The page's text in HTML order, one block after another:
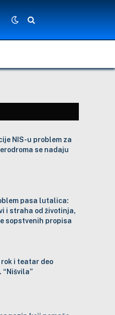
NIS-u problem za
se nadaju
pasa lutalica:
i straha od životinja,
sopstvenih propisa
rok i teatar deo
“Nišvila”